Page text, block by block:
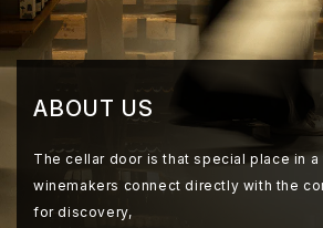
ABOUT US
The cellar door is that special place in a
winemakers connect directly with the
for discovery,